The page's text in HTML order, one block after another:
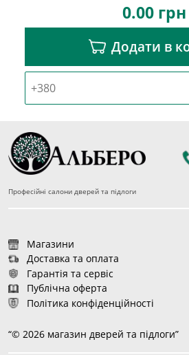
0.00грн
Додати в
Професійні салони дверей та підлоги
Магазини
Доставка та оплата
Гарантія та сервіс
Публічна оферта
Політика конфіденційності
“© 2026 магазин дверей та підлоги”